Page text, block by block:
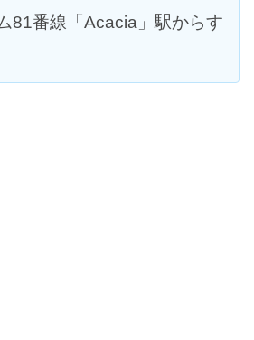
81番線「Acacia」駅からす